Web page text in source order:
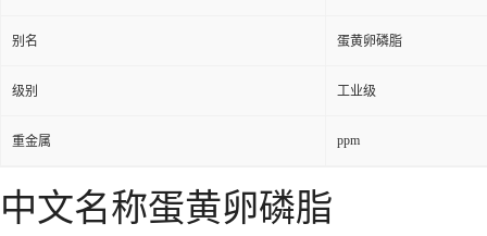
别名 蛋黄卵磷脂
级别 工业级
重金属 ppm
中文名称蛋黄卵磷脂